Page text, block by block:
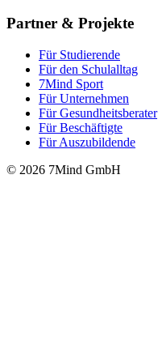
Partner & Projekte
Für Stu­die­rende
Für den Schulalltag
7Mind Sport
Für Unter­neh­men
Für Gesund­heits­be­ra­ter
Für Beschäftigte
Für Auszubildende
© 2026 7Mind GmbH